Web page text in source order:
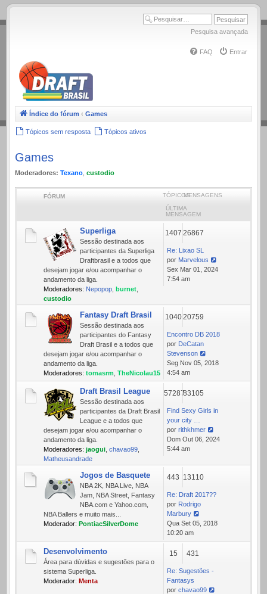
.
Pesquisa avançada
FAQ Entrar
Índice do fórum ‹ Games
Tópicos sem resposta Tópicos ativos
Games
Moderadores: Texano custodio
FÓRUM TÓPICOSMENSAGENS
ÚLTIMA
MENSAGEM
Superliga
Sessão destinada aos
participantes da Superliga
Draftbrasil e a todos que
desejam jogar e/ou acompanhar o
andamento da liga.
Moderadores: Nepopop burnet
custodio
1407 26867
Re: Lixao SL
por Marvelous
Ver
última
Sex Mar 01, 2024
7:54 am
Fantasy Draft Brasil
Sessão destinada aos
participantes do Fantasy
Draft Brasil e a todos que
desejam jogar e/ou acompanhar o
andamento da liga.
Moderadores: tomasrm TheNicolau15
104020759
Encontro DB 2018
por DeCatan
Stevenson
Ver
última
mensagem
Seg Nov 05, 2018
4:54 am
Draft Brasil League
Sessão destinada aos
participantes da Draft Brasil
League e a todos que
desejam jogar e/ou acompanhar o
andamento da liga.
Moderadores: jaogui chavao99
Matheusandrade
5728783105
Find Sexy Girls in
your city …
por rithkhmer
Ver
última
Dom Out 06, 2024
5:44 am
Jogos de Basquete
NBA 2K, NBA Live, NBA
Jam, NBA Street, Fantasy
NBA.com e Yahoo.com,
NBA Ballers e muito mais...
Moderador: PontiacSilverDome
443 13110
Re: Draft 2017??
por Rodrigo
Marbury
Ver
última
mensagem
Qua Set 05, 2018
10:20 am
Desenvolvimento
Área para dúvidas e sugestões para o
sistema Superliga.
Moderador: Menta
15 431
Re: Sugestões -
Fantasys
por chavao99